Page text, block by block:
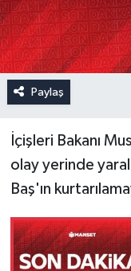
Paylaş
İçişleri Bakanı
olay yerinde
Baş'ın